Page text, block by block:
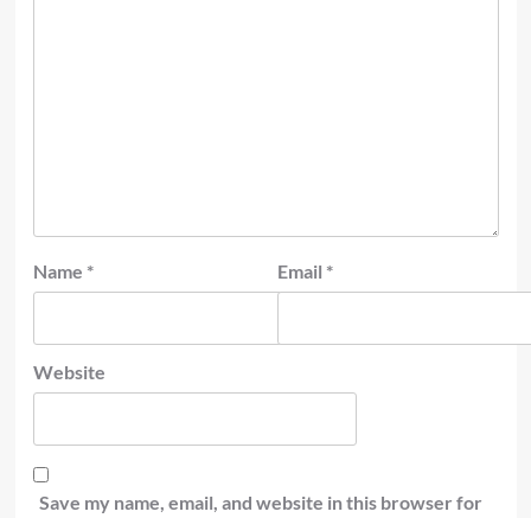
Name * Email *
Website
Save my name, email, and website in this browser for